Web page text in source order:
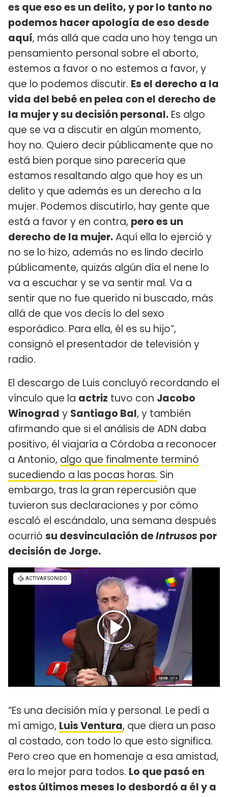
es que eso es un delito, y por lo tanto no
podemos hacer apología de eso desde
aquí, más allá que cada uno hoy tenga un
pensamiento personal sobre el aborto,
estemos a favor o no estemos a favor, y
que lo podemos discutir. Es el derecho a la
vida del bebé en pelea con el derecho de
la mujer y su decisión personal. Es algo
que se va a discutir en algún momento,
hoy no. Quiero decir públicamente que no
está bien porque sino parecería que
estamos resaltando algo que hoy es un
delito y que además es un derecho a la
mujer. Podemos discutirlo, hay gente que
está a favor y en contra, pero es un
derecho de la mujer.Aquí ella lo ejerció y
no se lo hizo, además no es lindo decirlo
públicamente, quizás algún día el nene lo
va a escuchar y se va sentir mal. Va a
sentir que no fue querido ni buscado, más
allá de que vos decís lo del sexo
esporádico. Para ella, él es su hijo”,
consignó el presentador de televisión y
radio.
El descargo de Luis concluyó recordando el
vínculo que la actriz tuvo con Jacobo
Winograd y Santiago Bal, y también
afirmando que si el análisis de ADN daba
positivo, él viajaría a Córdoba a reconocer
a Antonio, algo que finalmente terminó
sucediendo a las pocas horas. Sin
embargo, tras la gran repercusión que
tuvieron sus declaraciones y por cómo
escaló el escándalo, una semana después
ocurrió su desvinculación deIntrusos por
decisión de Jorge.
“Es una decisión mía y personal. Le pedí a
mí amigo, Luis Ventura, que diera un paso
al costado, con todo lo que esto significa.
Pero creo que en homenaje a esa amistad,
era lo mejor para todos. Lo que pasó en
estos últimos meses lo desbordó a él y a